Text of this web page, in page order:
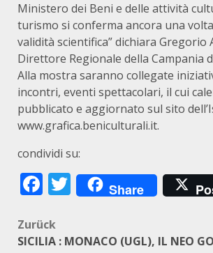
Ministero dei Beni e delle attività
turismo si conferma ancora una
validità scientifica” dichiara Gregorio
Direttore Regionale della Campania
Alla mostra saranno collegate
incontri, eventi spettacolari, il cui
pubblicato e aggiornato sul sito
www.grafica.beniculturali.it.
condividi su:
Facebook
Twitter
Share
Beitragsnavigation
Zurück
SICILIA : MONACO (UGL), IL NEO